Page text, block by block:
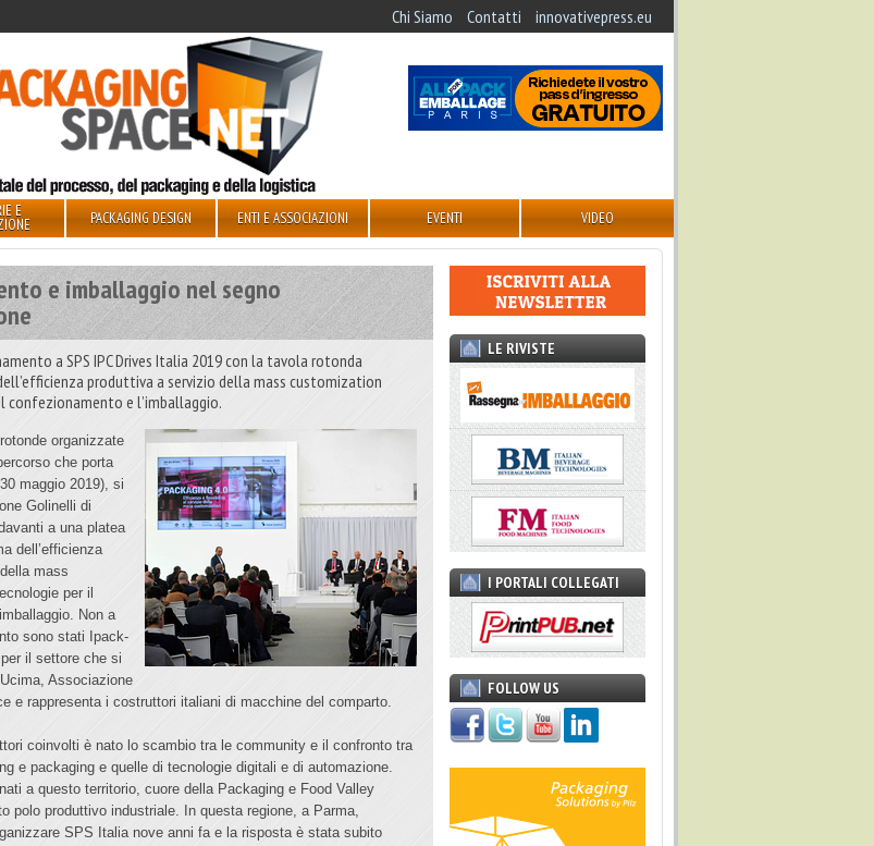
Chi Siamo Contatti innovativepress.eu
E PACKAGING DESIGN ENTI E ASSOCIAZIONI EVENTI VIDEO
e imballaggio nel segno
a SPS IPC Drives Italia 2019 con la tavola rotonda
produttiva a servizio della mass customization
confezionamento e l’imballaggio.
organizzate
che porta
maggio 2019), si
Golinelli di
a una platea
dell’efficienza
mass
per il
Non a
sono stati Ipack-
il settore che si
Associazione
e rappresenta i costruttori italiani di macchine del comparto.
coinvolti è nato lo scambio tra le community e il confronto tra
e packaging e quelle di tecnologie digitali e di automazione.
a questo territorio, cuore della Packaging e Food Valley
polo produttivo industriale. In questa regione, a Parma,
SPS Italia nove anni fa e la risposta è stata subito
LE RIVISTE
I PORTALI COLLEGATI
FOLLOW US